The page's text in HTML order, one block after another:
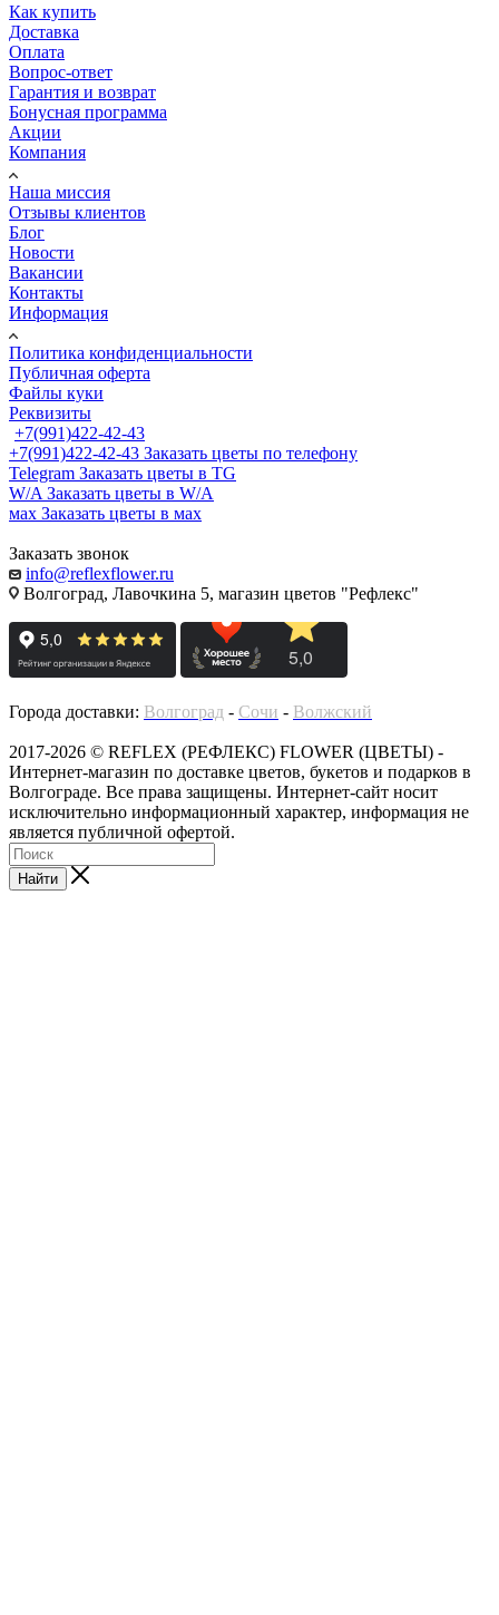
Как купить
Доставка
Оплата
Вопрос-ответ
Гарантия и возврат
Бонусная программа
Акции
Компания
Наша миссия
Отзывы клиентов
Блог
Новости
Вакансии
Контакты
Информация
Политика конфиденциальности
Публичная оферта
Файлы куки
Реквизиты
+7(991)422-42-43
+7(991)422-42-43 Заказать цветы по телефону
Telegram Заказать цветы в TG
W/A Заказать цветы в W/A
мах Заказать цветы в мах
Заказать звонок
info@reflexflower.ru
Волгоград, Лавочкина 5, магазин цветов "Рефлекс"
Города доставки: Волгоград - Сочи - Волжский
2017-2026 © REFLEX (РЕФЛЕКС) FLOWER (ЦВЕТЫ) -
Интернет-магазин по доставке цветов, букетов и подарков в
Волгограде. Все права защищены. Интернет-сайт носит
исключительно информационный характер, информация не
является публичной офертой.
Найти